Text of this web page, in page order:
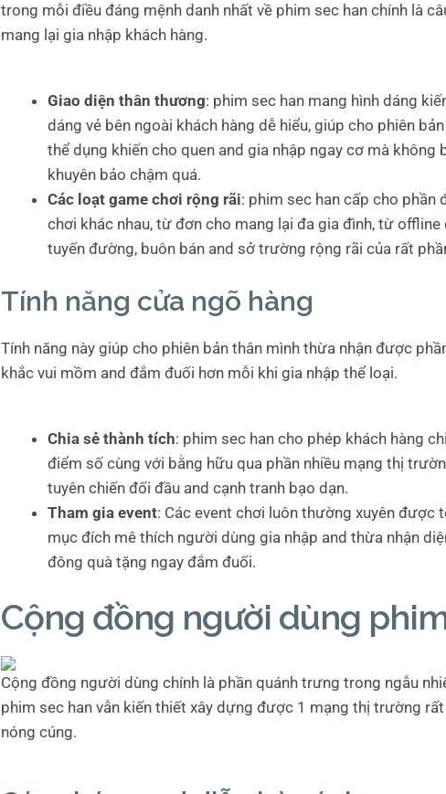
trong mỗi điều đáng mệnh danh nhất về phim sec han chính là
mang lại gia nhập khách hàng.
Giao diện thân thương: phim sec han mang hình dáng
dáng vẻ bên ngoài khách hàng dễ hiểu, giúp cho phiên
thể dụng khiến cho quen and gia nhập ngay cơ mà không
khuyên bảo chậm quá.
Các loạt game chơi rộng rãi: phim sec han cấp cho phần
chơi khác nhau, từ đơn cho mang lại đa gia đình, từ
tuyến đường, buôn bán and sở trường rộng rãi của rất
Tính năng cửa ngõ hàng
Tính năng này giúp cho phiên bản thân mình thừa nhận được
khắc vui mồm and đắm đuối hơn mỗi khi gia nhập thể loại.
Chia sẻ thành tích: phim sec han cho phép khách hàng
điểm số cùng với bằng hữu qua phần nhiều mạng thị
tuyên chiến đối đầu and cạnh tranh bạo dạn.
Tham gia event: Các event chơi luôn thường xuyên được
mục đích mê thích người dùng gia nhập and thừa nhận
đông quà tặng ngay đắm đuối.
Cộng đồng người dùng
Cộng đồng người dùng chính là phần quánh trưng trong ngẫu
phim sec han vẫn kiến thiết xây dựng được 1 mạng thị trường rất
nóng cúng.